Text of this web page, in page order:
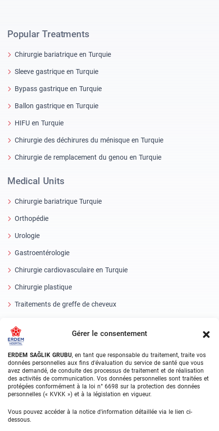
Gérer le consentement
ERDEM SAĞLIK GRUBU, en tant que responsable du traitement, traite vos
données personnelles aux fins d'évaluation du service de santé que vous
avez demandé, de conduite des processus de traitement et de réalisation
des activités de communication. Vos données personnelles sont traitées et
protégées conformément à la loi n° 6698 sur la protection des données
personnelles (« KVKK ») et à la législation en vigueur.
Vous pouvez accéder à la notice d'information détaillée via le lien ci-
dessous.
Popular Treatments
Chirurgie bariatrique en Turquie
Sleeve gastrique en Turquie
Bypass gastrique en Turquie
Ballon gastrique en Turquie
HIFU en Turquie
Chirurgie des déchirures du ménisque en Turquie
Chirurgie de remplacement du genou en Turquie
Medical Units
Chirurgie bariatrique Turquie
Orthopédie
Urologie
Gastroentérologie
Chirurgie cardiovasculaire en Turquie
Chirurgie plastique
Traitements de greffe de cheveux
Oeil laser
About Erdem
À propos de nous
Unités médicales
Équipe médicale